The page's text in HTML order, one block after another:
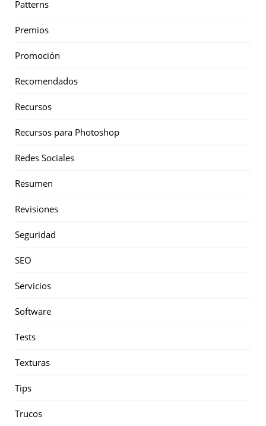
Patterns
Premios
Promoción
Recomendados
Recursos
Recursos para Photoshop
Redes Sociales
Resumen
Revisiones
Seguridad
SEO
Servicios
Software
Tests
Texturas
Tips
Trucos